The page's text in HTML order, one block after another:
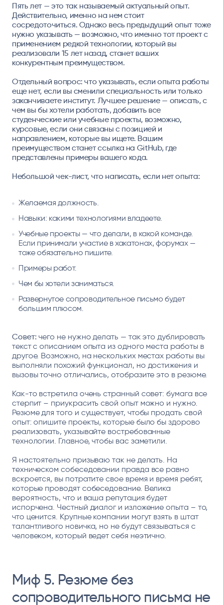
Пять лет — это так называемый актуальный опыт.
Действительно, именно на нем стоит
сосредоточиться. Однако весь предыдущий опыт тоже
нужно указывать — возможно, что именно тот проект с
применением редкой технологии, который вы
реализовали 15 лет назад, станет ваших
конкурентным преимуществом.
Отдельный вопрос: что указывать, если опыта работы
еще нет, если вы сменили специальность или только
заканчиваете институт. Лучшее решение — описать, с
чем вы бы хотели работать, добавить все
студенческие или учебные проекты, возможно,
курсовые, если они связаны с позицией и
направлением, которые вы ищете. Вашим
преимуществом станет ссылка на GitHub, где
представлены примеры вашего кода.
Небольшой чек-лист, что написать, если нет опыта:
Желаемая должность.
Навыки: какими технологиями владеете.
Учебные проекты — что делали, в какой команде.
Если принимали участие в хакатонах, форумах —
тоже обязательно пишите.
Примеры работ.
Чем бы хотели заниматься.
Развернутое сопроводительное письмо будет
большим плюсом.
Совет: чего не нужно делать — так это дублировать
текст с описанием опыта из одного места работы в
другое. Возможно, на нескольких местах работы вы
выполняли похожий функционал, но достижения и
вызовы точно отличались, отобразите это в резюме.
Как-то встретила очень странный совет: бумага все
стерпит – приукрасить свой опыт можно и нужно.
Резюме для того и существует, чтобы продать свой
опыт: опишите проекты, которые было бы здорово
реализовать, указывайте востребованные
технологии. Главное, чтобы вас заметили.
Я настоятельно призываю так не делать. На
техническом собеседовании правда все равно
вскроется, вы потратите свое время и время ребят,
которые проводят собеседование. Велика
вероятность, что и ваша репутация будет
испорчена. Честный диалог и изложение опыта – то,
что ценится. Крупные компании могут взять в штат
талантливого новичка, но не будут связываться с
человеком, который ведет себя неэтично.
Миф 5. Резюме без
сопроводительного письма не